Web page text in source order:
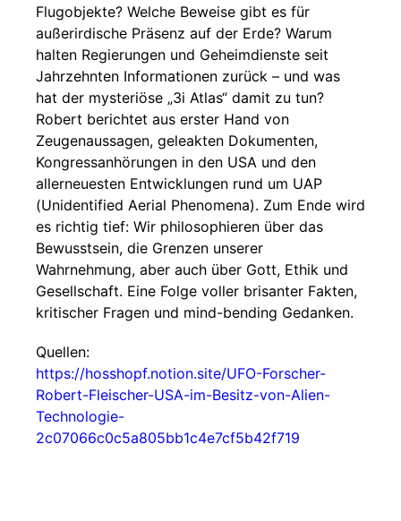
Flugobjekte? Welche Beweise gibt es für
außerirdische Präsenz auf der Erde? Warum
halten Regierungen und Geheimdienste seit
Jahrzehnten Informationen zurück – und was
hat der mysteriöse „3i Atlas“ damit zu tun?
Robert berichtet aus erster Hand von
Zeugenaussagen, geleakten Dokumenten,
Kongressanhörungen in den USA und den
allerneuesten Entwicklungen rund um UAP
(Unidentified Aerial Phenomena). Zum Ende wird
es richtig tief: Wir philosophieren über das
Bewusstsein, die Grenzen unserer
Wahrnehmung, aber auch über Gott, Ethik und
Gesellschaft. Eine Folge voller brisanter Fakten,
kritischer Fragen und mind-bending Gedanken.
Quellen:
https://hosshopf.notion.site/UFO-Forscher-
Robert-Fleischer-USA-im-Besitz-von-Alien-
Technologie-
2c07066c0c5a805bb1c4e7cf5b42f719